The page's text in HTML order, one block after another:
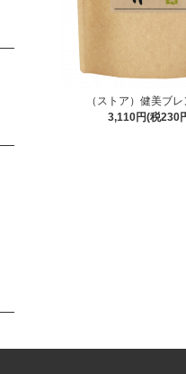
（ストア）健美ブ
3,110円(税230